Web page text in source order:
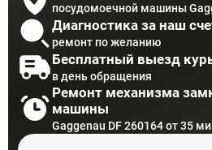
посудомоечной машины
Диагностика за наш
ремонт по желанию
Бесплатный выезд
в день обращения
Ремонт механизма
машины
Gaggenau DF 260164 от 35